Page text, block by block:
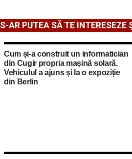
S-AR PUTEA SĂ TE INTERESEZE
Cum și-a construit un informatician
din Cugir propria mașină solară.
Vehiculul a ajuns și la o expoziție
din Berlin